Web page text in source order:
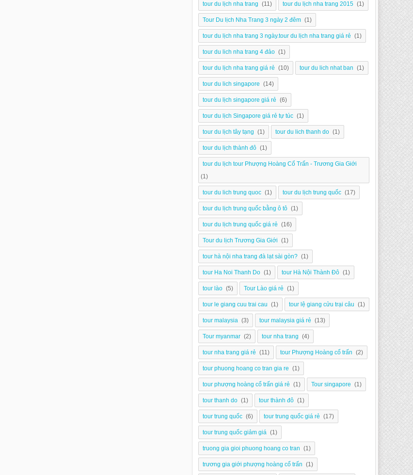
tour du lịch nha trang (11) tour du lịch nha trang 2015 (1)
Tour Du lịch Nha Trang 3 ngày 2 đêm (1)
tour du lịch nha trang 3 ngày.tour du lịch nha trang giá rẻ (1)
tour du lich nha trang 4 đảo (1)
tour du lịch nha trang giá rẻ (10) tour du lich nhat ban (1)
tour du lich singapore (14)
tour du lịch singapore giá rẻ (6)
tour du lịch Singapore giá rẻ tự túc (1)
tour du lịch tây tạng (1) tour du lich thanh do (1)
tour du lịch thành đô (1)
tour du lịch tour Phượng Hoàng Cổ Trấn - Trương Gia Giới
(1)
tour du lich trung quoc (1) tour du lịch trung quốc (17)
tour du lịch trung quốc bằng ô tô (1)
tour du lịch trung quốc giá rẻ (16)
Tour du lịch Trương Gia Giới (1)
tour hà nội nha trang đà lạt sài gòn? (1)
tour Ha Noi Thanh Do (1) tour Hà Nội Thành Đô (1)
tour lào (5) Tour Lào giá rẻ (1)
tour le giang cuu trai cau (1) tour lệ giang cửu trại câu (1)
tour malaysia (3) tour malaysia giá rẻ (13)
Tour myanmar (2) tour nha trang (4)
tour nha trang giá rẻ (11) tour Phượng Hoàng cổ trấn (2)
tour phuong hoang co tran gia re (1)
tour phượng hoàng cổ trấn giá rẻ (1) Tour singapore (1)
tour thanh do (1) tour thành đô (1)
tour trung quốc (6) tour trung quốc giá rẻ (17)
tour trung quốc giảm giá (1)
truong gia gioi phuong hoang co tran (1)
trương gia giới phượng hoàng cổ trấn (1)